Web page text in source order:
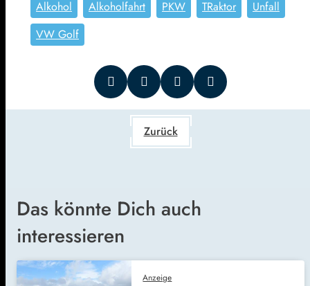
Alkohol Alkoholfahrt PKW TRaktor
Unfall
VW Golf
Zurück
Das könnte Dich auch
interessieren
Anzeige